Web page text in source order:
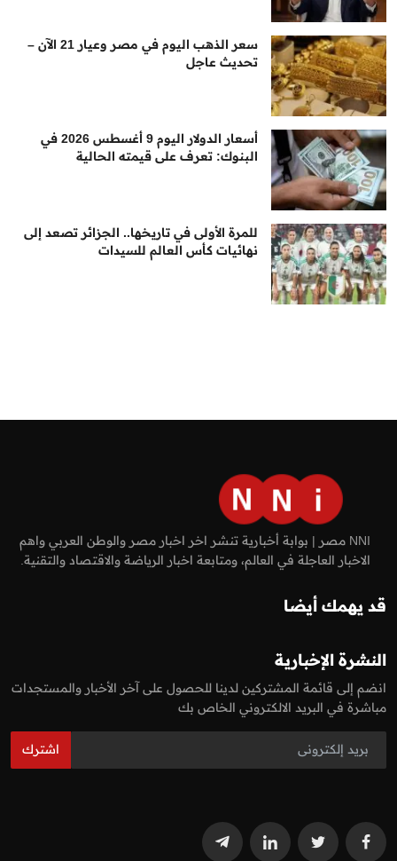
سعر الذهب اليوم في مصر وعيار 21 الآن –
تحديث عاجل
أسعار الدولار اليوم 9 أغسطس 2026 في
البنوك: تعرف على قيمته الحالية
للمرة الأولى في تاريخها.. الجزائر تصعد إلى
نهائيات كأس العالم للسيدات
NNI مصر | بوابة أخبارية تنشر اخر اخبار مصر والوطن العربي واهم
الاخبار العاجلة في العالم، ومتابعة اخبار الرياضة والاقتصاد والتقنية.
قد يهمك أيضا
النشرة الإخبارية
انضم إلى قائمة المشتركين لدينا للحصول على آخر الأخبار والمستجدات
مباشرة في البريد الالكتروني الخاص بك
اشترك